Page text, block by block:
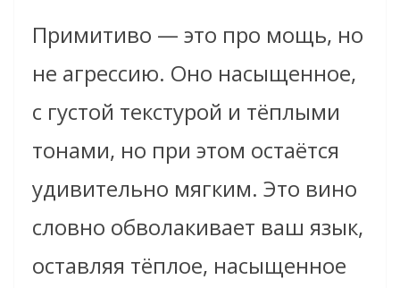
Примитиво — это про мощь, но
не агрессию. Оно насыщенное,
с густой текстурой и тёплыми
тонами, но при этом остаётся
удивительно мягким. Это вино
словно обволакивает ваш язык,
оставляя тёплое, насыщенное